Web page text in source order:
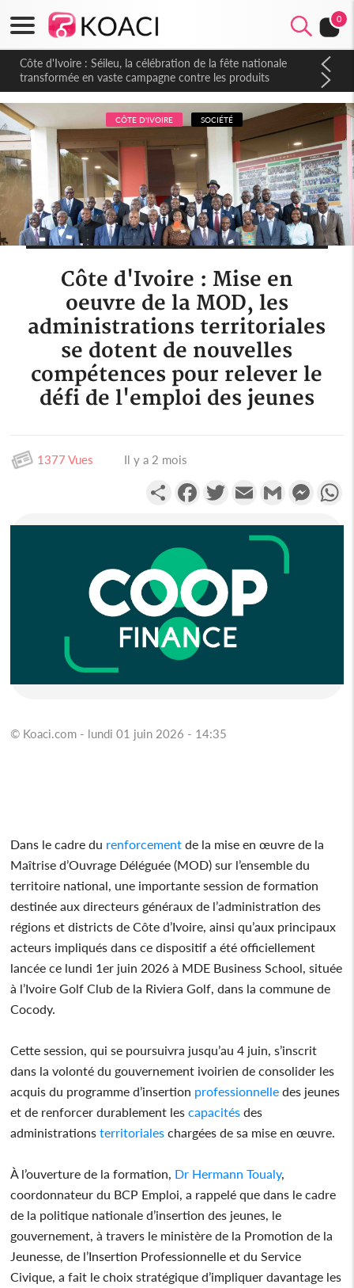
0
Côte d'Ivoire : Séileu, la célébration de la fête nationale
transformée en vaste campagne contre les produits
dépigmentants dangereux
CÔTE D'IVOIRE SOCIÉTÉ
Côte d'Ivoire : Mise en
oeuvre de la MOD, les
administrations territoriales
se dotent de nouvelles
compétences pour relever le
défi de l'emploi des jeunes
1377 Vues Il y a 2 mois
PartagerFacebookTwitterEmail Gmail
© Koaci.com - lundi 01 juin 2026 - 14:35
Dans le cadre du renforcement de la mise en œuvre de la
Maîtrise d’Ouvrage Déléguée (MOD) sur l’ensemble du
territoire national, une importante session de formation
destinée aux directeurs généraux de l’administration des
régions et districts de Côte d’Ivoire, ainsi qu’aux principaux
acteurs impliqués dans ce dispositif a été officiellement
lancée ce lundi 1er juin 2026 à MDE Business School, située
à l’Ivoire Golf Club de la Riviera Golf, dans la commune de
Cocody.
Cette session, qui se poursuivra jusqu’au 4 juin, s’inscrit
dans la volonté du gouvernement ivoirien de consolider les
acquis du programme d’insertion professionnelle des jeunes
et de renforcer durablement les capacités des
administrations territoriales chargées de sa mise en œuvre.
À l’ouverture de la formation, Dr Hermann Toualy,
coordonnateur du BCP Emploi, a rappelé que dans le cadre
de la politique nationale d’insertion des jeunes, le
gouvernement, à travers le ministère de la Promotion de la
Jeunesse, de l’Insertion Professionnelle et du Service
Civique, a fait le choix stratégique d’impliquer davantage les